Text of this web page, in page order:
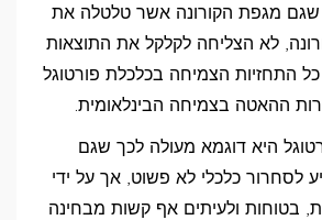
שגם מגפת הקורונה אשר טלטלה את
לא הצליחה לקלקל את התוצאות
התחזיות הצמיחה בכלכלת פורטוגל
ההאטה בצמיחה הבינלאומית.
היא דוגמא מעולה לכך שגם
לסחרור כלכלי לא פשוט, אך על ידי
בטוחות ולעיתים אף קשות מבחינה